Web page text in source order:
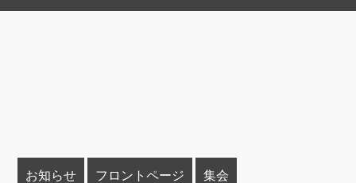
お知らせ フロントページ 集会